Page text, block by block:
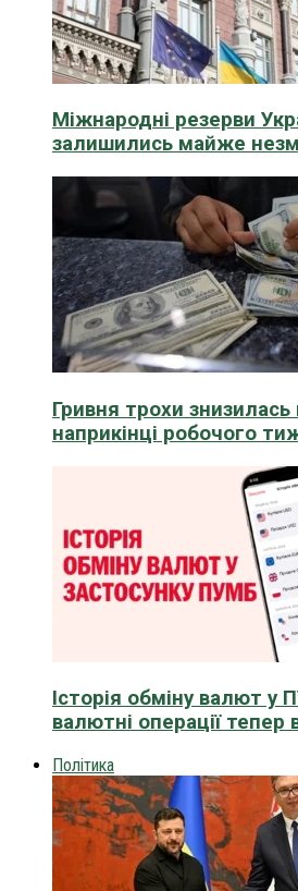
Міжнародні резерви
залишились майже
Гривня трохи знизилась
наприкінці робочого
Історія обміну валют у
валютні операції тепер
Політика